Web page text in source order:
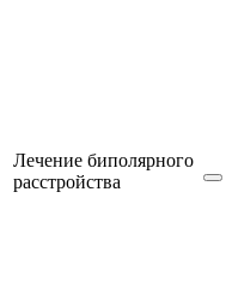
Лечение биполярного
расстройства